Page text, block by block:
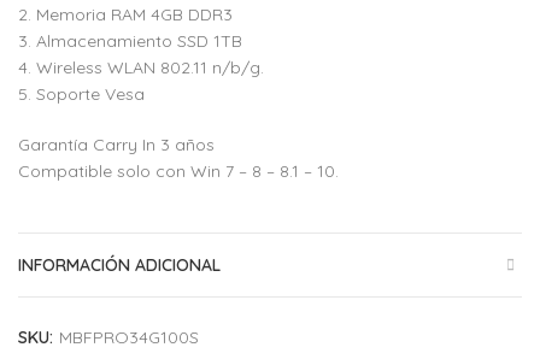
2. Memoria RAM 4GB DDR3
3. Almacenamiento SSD 1TB
4. Wireless WLAN 802.11 n/b/g.
5. Soporte Vesa
Garantía Carry In 3 años
Compatible solo con Win 7 – 8 – 8.1 – 10.
INFORMACIÓN ADICIONAL
SKU: MBFPRO34G100S